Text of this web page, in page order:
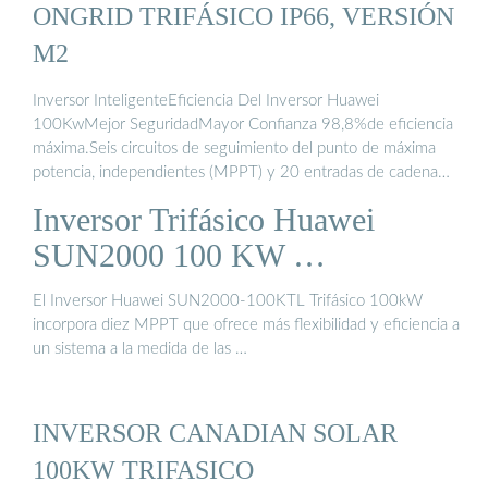
ONGRID TRIFÁSICO IP66, VERSIÓN
M2
Inversor InteligenteEficiencia Del Inversor Huawei
100KwMejor SeguridadMayor Confianza 98,8%de eficiencia
máxima.Seis circuitos de seguimiento del punto de máxima
potencia, independientes (MPPT) y 20 entradas de cadena
result
Inversor Trifásico Huawei
SUN2000 100 KW …
El Inversor Huawei SUN2000-100KTL Trifásico 100kW
incorpora diez MPPT que ofrece más flexibilidad y eficiencia a
un sistema a la medida de las …
INVERSOR CANADIAN SOLAR
100KW TRIFASICO